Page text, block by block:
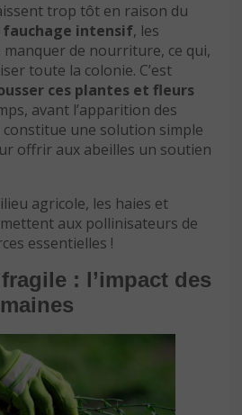
trop tôt en raison du
fauchage intensif, les
de nourriture, ce qui,
toute la colonie. C’est
ces plantes et fleurs
avant l’apparition des
une solution simple
offrir aux abeilles un soutien
agricole, les haies et
aux pollinisateurs de
essentielles !
: l’impact des